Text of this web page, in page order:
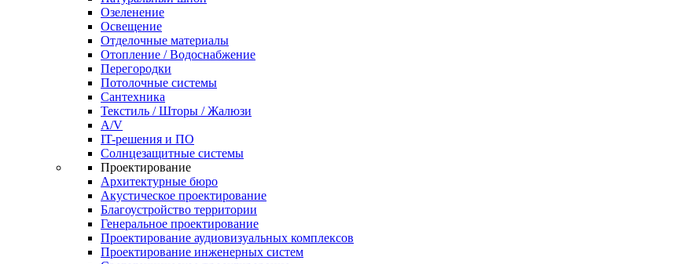
Озеленение
Освещение
Отделочные материалы
Отопление / Водоснабжение
Перегородки
Потолочные системы
Сантехника
Текстиль / Шторы / Жалюзи
A/V
IT-решения и ПО
Солнцезащитные системы
Проектирование
Архитектурные бюро
Акустическое проектирование
Благоустройство территории
Генеральное проектирование
Проектирование аудиовизуальных комплексов
Проектирование инженерных систем